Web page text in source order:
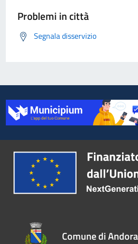
Problemi in città
Segnala disservizio
Comune di Andora